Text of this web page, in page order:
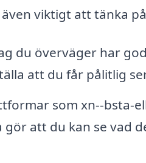
viktigt att tänka
du överväger har
att du får pålitlig
som xn--bsta-
att du kan se vad